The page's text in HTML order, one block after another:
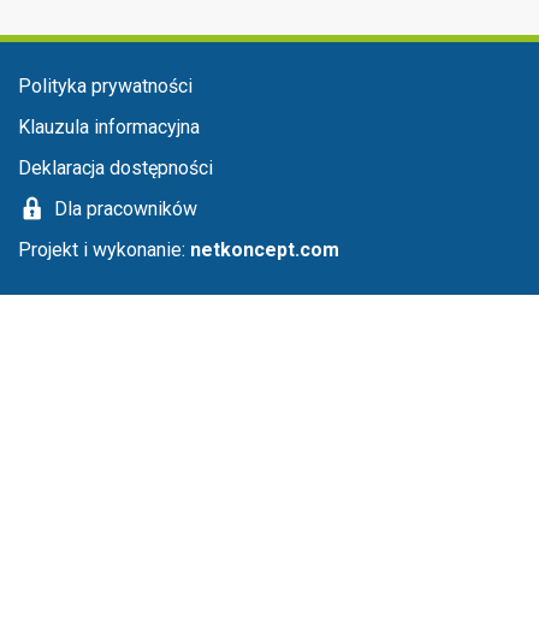
Menu stopka
Polityka prywatności
Klauzula informacyjna
Deklaracja dostępności
Dla pracowników
Projekt i wykonanie: netkoncept.com